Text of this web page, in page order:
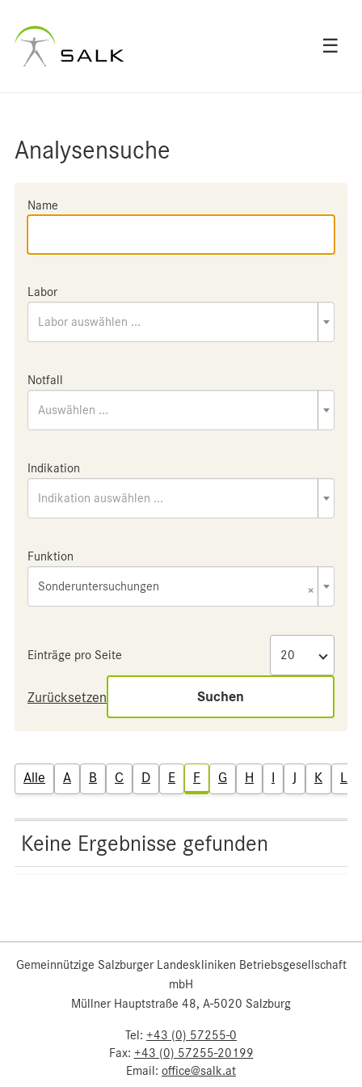
☰
Analysensuche
Name
Labor
Labor auswählen ...
Notfall
Auswählen ...
Indikation
Indikation auswählen ...
Funktion
×
Sonderuntersuchungen
Einträge pro Seite
Zurücksetzen Suchen
Alle A B C D E F G H I J K L
Keine Ergebnisse gefunden
Gemeinnützige Salzburger Landeskliniken Betriebsgesellschaft
mbH
Müllner Hauptstraße 48, A-5020 Salzburg
Tel: +43 (0) 57255-0
Fax: +43 (0) 57255-20199
Email: office@salk.at